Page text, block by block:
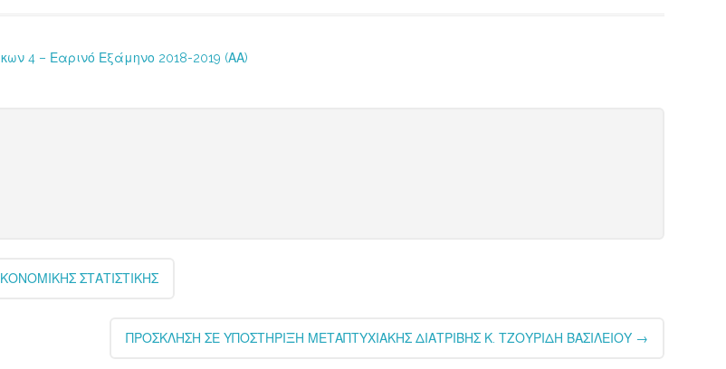
– Εαρινό Εξάμηνο 2018-2019 (ΑΑ)
ΣΤΑΤΙΣΤΙΚΗΣ
ΠΡΟΣΚΛΗΣΗ ΣΕ ΥΠΟΣΤΗΡΙΞΗ ΜΕΤΑΠΤΥΧΙΑΚΗΣ ΔΙΑΤΡΙΒΗΣ Κ. ΤΖΟΥΡΙΔΗ ΒΑΣΙΛΕΙΟΥ →